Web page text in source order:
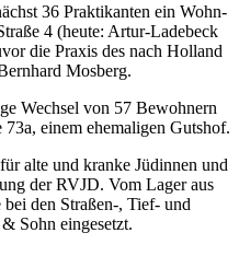
36 Praktikanten ein Wohn-
4 (heu­te: Ar­tur-La­de­beck
die Praxis des nach Holland
Mosberg.
Wechsel von 57 Bewohnern
einem ehemaligen Gutshof.
alte und kran­ke Jü­din­nen und
der RVJD. Vom Lager aus
den Straßen-, Tief- und
Sohn eingesetzt.